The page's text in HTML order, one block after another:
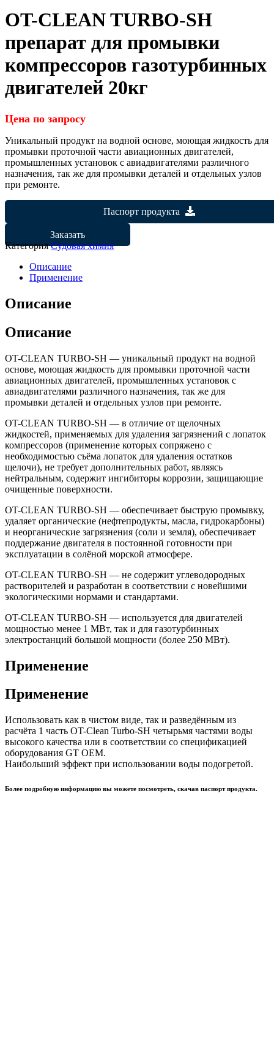
OT-CLEAN TURBO-SH
препарат для промывки
компрессоров газотурбинных
двигателей 20кг
Цена по запросу
Уникальный продукт на водной основе, моющая жидкость для
промывки проточной части авиационных двигателей,
промышленных установок с авиадвигателями различного
назначения, так же для промывки деталей и отдельных узлов
при ремонте.
Паспорт продукта
Заказать
КатегорияСудовая химия
Описание
Применение
Описание
Описание
OT-CLEAN TURBO-SH — уникальный продукт на водной
основе, моющая жидкость для промывки проточной части
авиационных двигателей, промышленных установок с
авиадвигателями различного назначения, так же для
промывки деталей и отдельных узлов при ремонте.
OT-CLEAN TURBO-SH — в отличие от щелочных
жидкостей, применяемых для удаления загрязнений с лопаток
компрессоров (применение которых сопряжено с
необходимостью съёма лопаток для удаления остатков
щелочи), не требует дополнительных работ, являясь
нейтральным, содержит ингибиторы коррозии, защищающие
очищенные поверхности.
OT-CLEAN TURBO-SH — обеспечивает быструю промывку,
удаляет органические (нефтепродукты, масла, гидрокарбоны)
и неорганические загрязнения (соли и земля), обеспечивает
поддержание двигателя в постоянной готовности при
эксплуатации в солёной морской атмосфере.
OT-CLEAN TURBO-SH — не содержит углеводородных
растворителей и разработан в соответствии с новейшими
экологическими нормами и стандартами.
OT-CLEAN TURBO-SH — используется для двигателей
мощностью менее 1 МВт, так и для газотурбинных
электростанций большой мощности (более 250 МВт).
Применение
Применение
Использовать как в чистом виде, так и разведённым из
расчёта 1 часть OT-Clean Turbo-SH четырьмя частями воды
высокого качества или в соответствии со спецификацией
оборудования GT OEM.
Наибольший эффект при использовании воды подогретой.
Более подробную информацию вы можете посмотреть, скачав паспорт продукта.